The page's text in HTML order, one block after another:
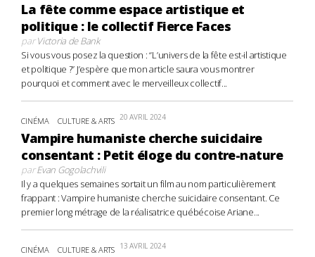
La fête comme espace artistique et
politique : le collectif Fierce Faces
parVictoria de Bank
Si vous vous posez la question : “L’univers de la fête est-il artistique
et politique ?” J’espère que mon article saura vous montrer
pourquoi et comment avec le merveilleux collectif...
CINÉMA CULTURE & ARTS 20 AVRIL 2024
Vampire humaniste cherche suicidaire
consentant : Petit éloge du contre-nature
parEvan Gogolachvili
Il y a quelques semaines sortait un film au nom particulièrement
frappant : Vampire humaniste cherche suicidaire consentant. Ce
premier long métrage de la réalisatrice québécoise Ariane...
CINÉMA CULTURE & ARTS 13 AVRIL 2024